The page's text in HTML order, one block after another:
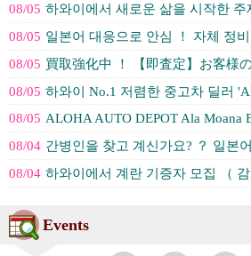
08/05 하와이에서 새로운 삶을 시작한 주재원 ・ 학생용> 하와이 첫 중
08/05 일본어 대응으로 안심 ！ 자체 정비소 완비 ！ 하와이에서 자동차
08/05 買取強化中 ！ 【即査定】お客様の愛車、売ってください ！ ！ 시간이 걸
08/05 하와이 No.1 저렴한 중고차 딜러 'Aloha Auto Wholes... (ア
08/05 ALOHA AUTO DEPOT Ala Moana Blvd 워크인 ・ ... (ア
08/04 간병인을 찾고 계신가요? ？ 일본어와 영어를 모두 구사하는 경험
08/04 하와이에서 계란 기증자 모집 （ 감사금도 받고, 달러도 받고
Events